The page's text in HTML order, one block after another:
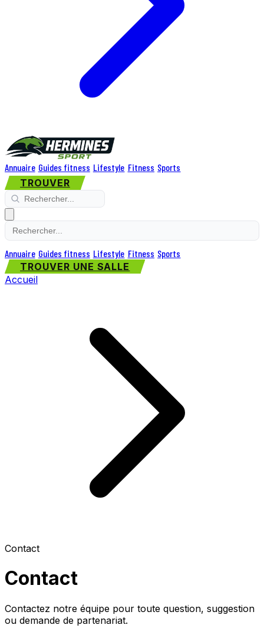
Annuaire Guides fitness Lifestyle Fitness Sports
TROUVER
Annuaire Guides fitness Lifestyle Fitness Sports
TROUVER UNE SALLE
Accueil
Contact
Contact
Contactez notre équipe pour toute question, suggestion
ou demande de partenariat.